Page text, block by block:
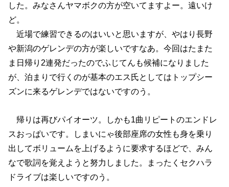
した。みなさんヤマボクの方が空いてますよー。遠いけ
ど。
近場で練習できるのはいいと思いますが、やはり長野
や新潟のゲレンデの方が楽しいですなあ。今回はたまた
ま日帰り2連発だったのでふじてんも候補になりました
が、泊まりで行くのが基本のエス氏としてはトップシー
ズンに来るゲレンデではないですのう。
帰りは再びパイオーツ。しかも1曲リピートのエンドレ
スおっぱいです。しまいにゃ後部座席の女性も身を乗り
出してボリュームを上げるように要求するほどで、みん
なで歌詞を覚えようと努力しました。まったくセクハラ
ドライブは楽しいですのう。